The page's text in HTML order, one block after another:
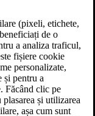
ca șoferul să nu
la impacturi
reduce viteza
vitezei este
mașinii se află pietoni,